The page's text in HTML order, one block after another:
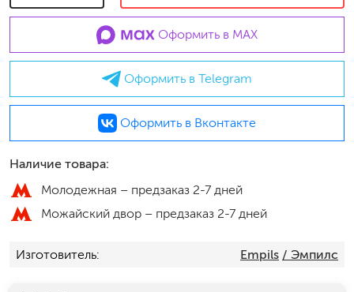
Оформить в MAX
Оформить в Telegram
Оформить в Вконтакте
Наличие товара:
Молодежная – предзаказ 2-7 дней
Можайский двор – предзаказ 2-7 дней
Изготовитель Empils / Эмпилс